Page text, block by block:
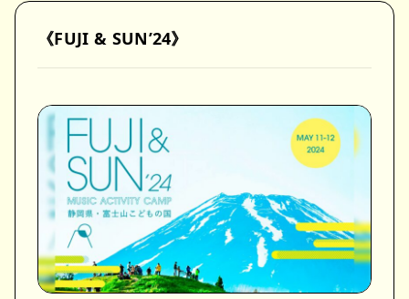
《FUJI & SUN’24》